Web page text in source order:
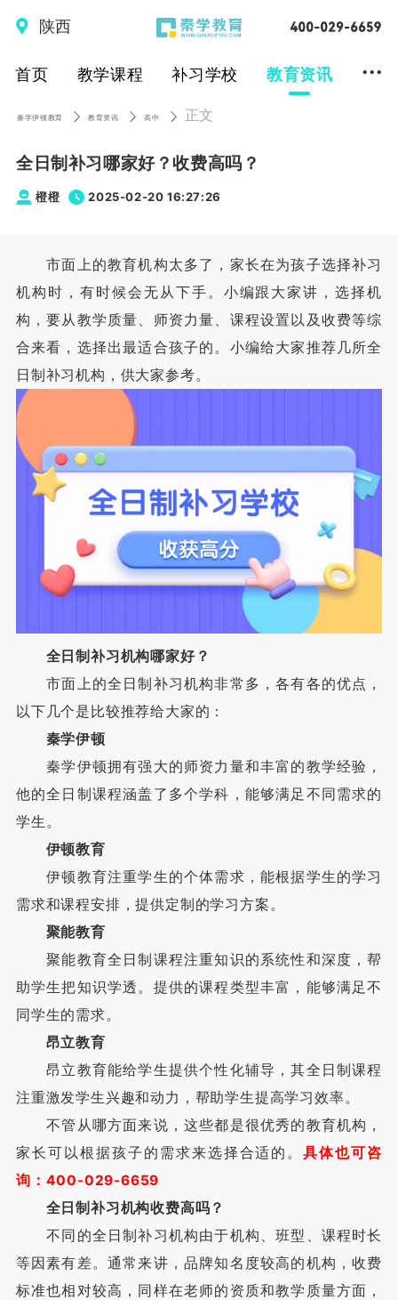
陕西
首页 教学课程 补习学校 教育资讯 ...
秦学伊顿教育 教育资讯 高中 正文
全日制补习哪家好？收费高吗？
橙橙 2025-02-20 16:27:26
市面上的教育机构太多了，家长在为孩子选择补习
机构时，有时候会无从下手。小编跟大家讲，选择机
构，要从教学质量、师资力量、课程设置以及收费等综
合来看，选择出最适合孩子的。小编给大家推荐几所全
日制补习机构，供大家参考。
全日制补习机构哪家好？
市面上的全日制补习机构非常多，各有各的优点，
以下几个是比较推荐给大家的：
秦学伊顿
秦学伊顿拥有强大的师资力量和丰富的教学经验，
他的全日制课程涵盖了多个学科，能够满足不同需求的
学生。
伊顿教育
伊顿教育注重学生的个体需求，能根据学生的学习
需求和课程安排，提供定制的学习方案。
聚能教育
聚能教育全日制课程注重知识的系统性和深度，帮
助学生把知识学透。提供的课程类型丰富，能够满足不
同学生的需求。
昂立教育
昂立教育能给学生提供个性化辅导，其全日制课程
注重激发学生兴趣和动力，帮助学生提高学习效率。
不管从哪方面来说，这些都是很优秀的教育机构，
家长可以根据孩子的需求来选择合适的。具体也可咨
询：400-029-6659
全日制补习机构收费高吗？
不同的全日制补习机构由于机构、班型、课程时长
等因素有差。通常来讲，品牌知名度较高的机构，收费
标准也相对较高，同样在老师的资质和教学质量方面，